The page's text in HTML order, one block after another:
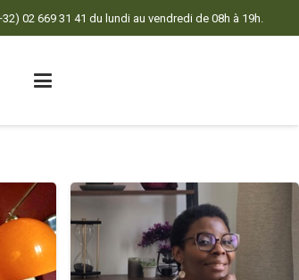
02 669 31 41 du lundi au vendredi de 08h à 19h.